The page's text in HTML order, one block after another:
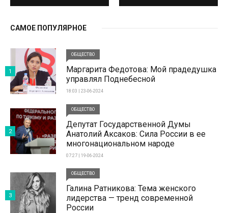
САМОЕ ПОПУЛЯРНОЕ
ОБЩЕСТВО
Маргарита Федотова: Мой прадедушка
управлял Поднебесной
18:03 | 23-06-2024
1
ОБЩЕСТВО
Депутат Государственной Думы
Анатолий Аксаков: Сила России в ее
многонациональном народе
07:27 | 19-06-2024
2
ОБЩЕСТВО
Галина Ратникова: Тема женского
лидерства — тренд современной
России
3